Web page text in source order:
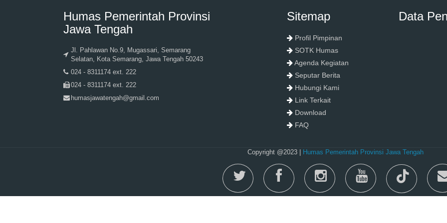
Humas Pemerintah Provinsi
Jawa Tengah
Jl. Pahlawan No.9, Mugassari, Semarang
Selatan, Kota Semarang, Jawa Tengah 50243
024 - 8311174 ext. 222
024 - 8311174 ext. 222
humasjawatengah@gmail.com
Sitemap
Profil Pimpinan
SOTK Humas
Agenda Kegiatan
Seputar Berita
Hubungi Kami
Link Terkait
Download
FAQ
Data
Copyright @2023 | Humas Pemerintah Provinsi Jawa Tengah